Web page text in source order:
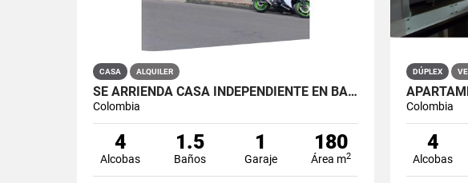
CASA ALQUILER
SE ARRIENDA CASA INDEPENDIENTE EN BARRIO QUIROGA SUR
Colombia
4
Alcobas
1.5
Baños
1
Garaje
180
Área m2
DÚPLEX
Colombia
4
Alcobas